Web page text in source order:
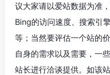
议大家请以爱站数据为准
Bing的访问速度、搜索引
等；当然要评估一个站的
自身的需求以及需要，一
站长进行洽谈提供。如该